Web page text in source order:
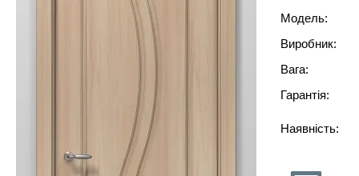
Модель:
Виробник:
Вага:
Гарантія:
Наявність: